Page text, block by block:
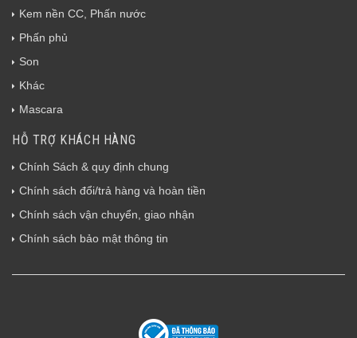
Kem nền CC, Phấn nước
Phấn phủ
Son
Khác
Mascara
HỖ TRỢ KHÁCH HÀNG
Chính Sách & quy định chung
Chính sách đổi/trả hàng và hoàn tiền
Chính sách vận chuyển, giao nhận
Chính sách bảo mật thông tin